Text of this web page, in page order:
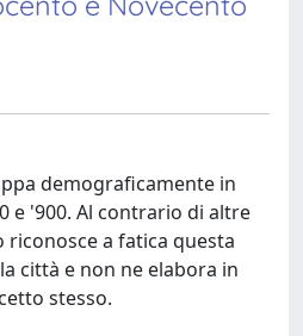
demograficamente in
e '900. Al contrario di altre
a fatica questa
città e non ne elabora in
stesso.